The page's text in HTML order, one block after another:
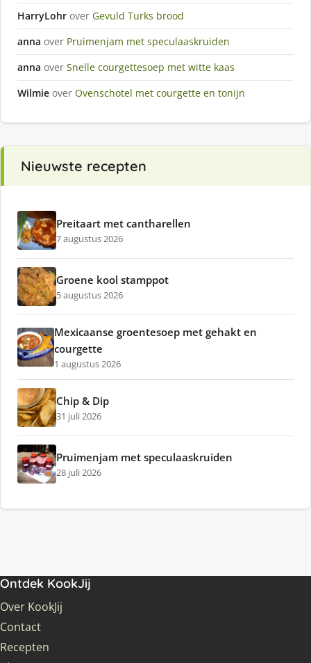
HarryLohr over Gevuld Turks brood
anna over Pruimenjam met speculaaskruiden
anna over Snelle courgettesoep met witte kaas
Wilmie over Ovenschotel met courgette en tonijn
Nieuwste recepten
Preitaart met cantharellen
7 augustus 2026
Groene kool stamppot
5 augustus 2026
Mexicaanse groentesoep met gehakt en
courgette
1 augustus 2026
Chip & Dip
31 juli 2026
Pruimenjam met speculaaskruiden
28 juli 2026
Ontdek KookJij
Over KookJij
Contact
Recepten